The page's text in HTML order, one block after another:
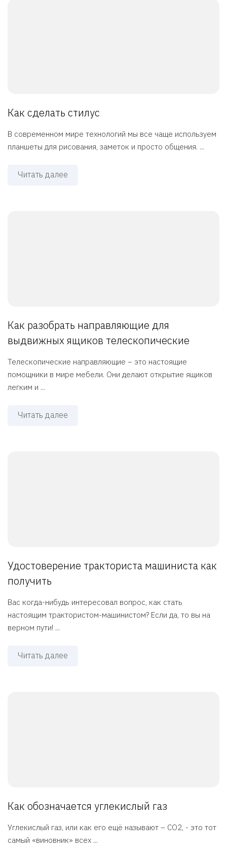
Как сделать стилус
В современном мире технологий мы все чаще используем
планшеты для рисования, заметок и просто общения. ...
Читать далее
Как разобрать направляющие для
выдвижных ящиков телескопические
Телескопические направляющие – это настоящие
помощники в мире мебели. Они делают открытие ящиков
легким и ...
Читать далее
Удостоверение тракториста машиниста как
получить
Вас когда-нибудь интересовал вопрос, как стать
настоящим трактористом-машинистом? Если да, то вы на
верном пути! ...
Читать далее
Как обозначается углекислый газ
Углекислый газ, или как его ещё называют – CO2, - это тот
самый «виновник» всех ...